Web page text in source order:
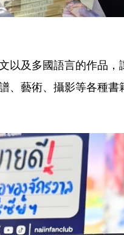
以及多國語言的作品，
、藝術、攝影等各種書